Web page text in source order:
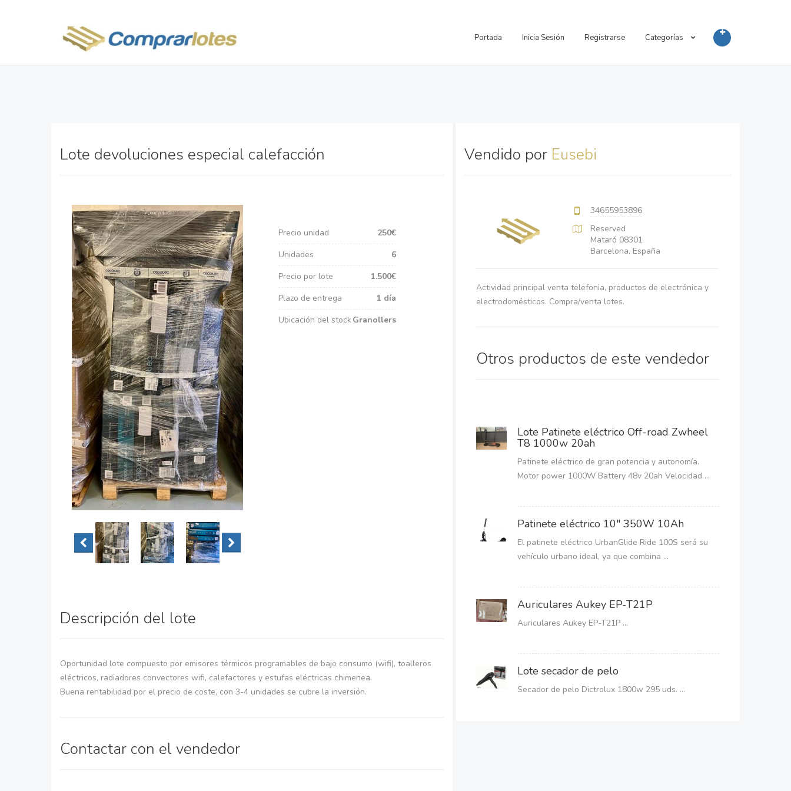
Portada Inicia Sesión Registrarse Categorías
Lote devoluciones especial calefacción
Precio unidad
250€
Unidades
6
Precio por lote
1.500€
Plazo de entrega
1 día
Ubicación del stockGranollers
Descripción del lote
Oportunidad lote compuesto por emisores térmicos programables de bajo consumo (wifi), toalleros
eléctricos, radiadores convectores wifi, calefactores y estufas eléctricas chimenea.
Buena rentabilidad por el precio de coste, con 3-4 unidades se cubre la inversión.
Contactar con el vendedor
Vendido por Eusebi
34655953896
Reserved
Mataró 08301
Barcelona, España
Actividad principal venta telefonia, productos de electrónica y
electrodomésticos. Compra/venta lotes.
Otros productos de este vendedor
Lote Patinete eléctrico Off-road Zwheel
T8 1000w 20ah
Patinete eléctrico de gran potencia y autonomía.
Motor power 1000W Battery 48v 20ah Velocidad ...
Patinete eléctrico 10" 350W 10Ah
El patinete eléctrico UrbanGlide Ride 100S será su
vehículo urbano ideal, ya que combina ...
Auriculares Aukey EP-T21P
Auriculares Aukey EP-T21P ...
Lote secador de pelo
Secador de pelo Dictrolux 1800w 295 uds. ...